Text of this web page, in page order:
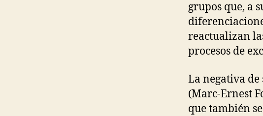
grupos que, a
reactualizan
procesos de
La negativa
(Marc-Ernest
que también